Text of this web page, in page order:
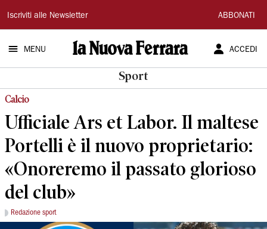
La
Nuova
Ferrara
Iscriviti alle Newsletter ABBONATI
MENU ACCEDI
Sport
Calcio
Ufficiale Ars et Labor. Il maltese
Portelli è il nuovo proprietario:
«Onoreremo il passato glorioso
del club»
Redazione sport